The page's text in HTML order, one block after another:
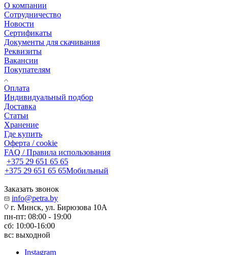
О компании
Сотрудничество
Новости
Сертификаты
Документы для скачивания
Реквизиты
Вакансии
Покупателям
Оплата
Индивидуальный подбор
Доставка
Статьи
Хранение
Где купить
Оферта / cookie
FAQ / Правила использования
+375 29 651 65 65
+375 29 651 65 65Мобильный
Заказать звонок
info@petra.by
г. Минск, ул. Бирюзова 10А
пн-пт: 08:00 - 19:00
сб: 10:00-16:00
вс: выходной
Instagram